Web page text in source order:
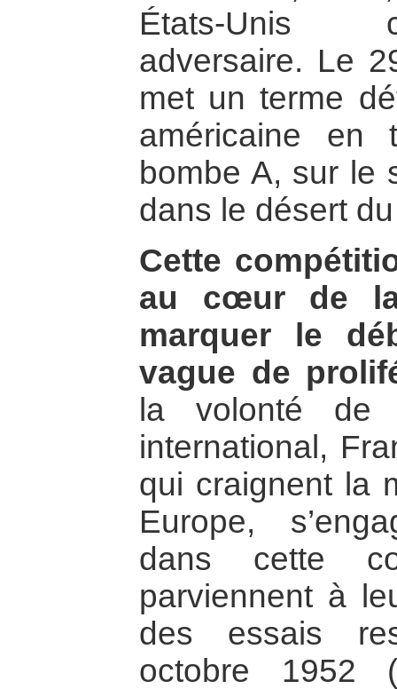
États-Unis
adversaire. Le
met un terme
américaine en
bombe A, sur le
dans le désert
Cette
au cœur de
marquer le
vague de
la volonté de
international,
qui craignent la
Europe,
dans cette
parviennent à
des essais
octobre 1952